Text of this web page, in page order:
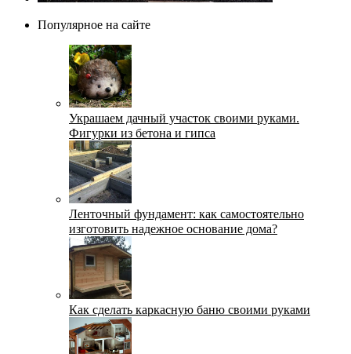
Популярное на сайте
Украшаем дачный участок своими руками.
Фигурки из бетона и гипса
Ленточный фундамент: как самостоятельно
изготовить надежное основание дома?
Как сделать каркасную баню своими руками